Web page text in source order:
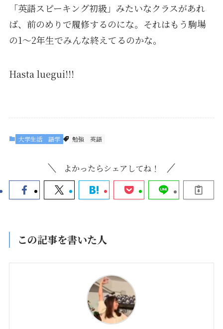
「英語スピーキング初級」みたいなクラスがあれ
ば、前のめりで履修するのにな。それはもう駒場
の1〜2年生でみんな終えてるのかな。
Hasta luegui!!!
大学生活 語学 勉強 英語
よかったらシェアしてね！
この記事を書いた人